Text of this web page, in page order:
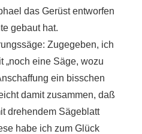
das Gerüst entworfen
gebaut hat.
Zugegeben, ich
„noch eine Säge, wozu
ein bisschen
damit zusammen, daß
drehendem Sägeblatt
habe ich zum Glück